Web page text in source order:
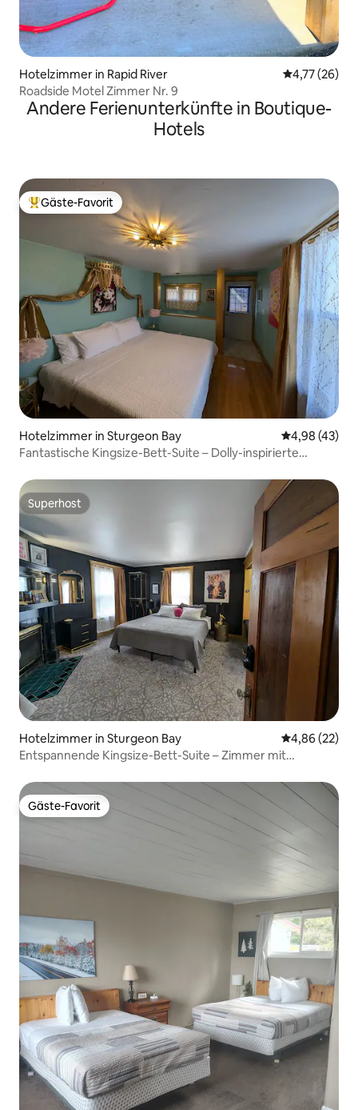
Hotelzimmer in Rapid River
4,77 (26)
Roadside Motel Zimmer Nr. 9
Andere Ferienunterkünfte in Boutique-
Hotels
Beliebter Gäste-Favorit.
Gäste-Favorit
Hotelzimmer in Sturgeon Bay
4,98 (43)
Fantastische Kingsize-Bett-Suite – Dolly-inspirierte
Superhost
Superhost
Hotelzimmer in Sturgeon Bay
4,86 (22)
Entspannende Kingsize-Bett-Suite – Zimmer mit
Gäste-Favorit
Gäste-Favorit